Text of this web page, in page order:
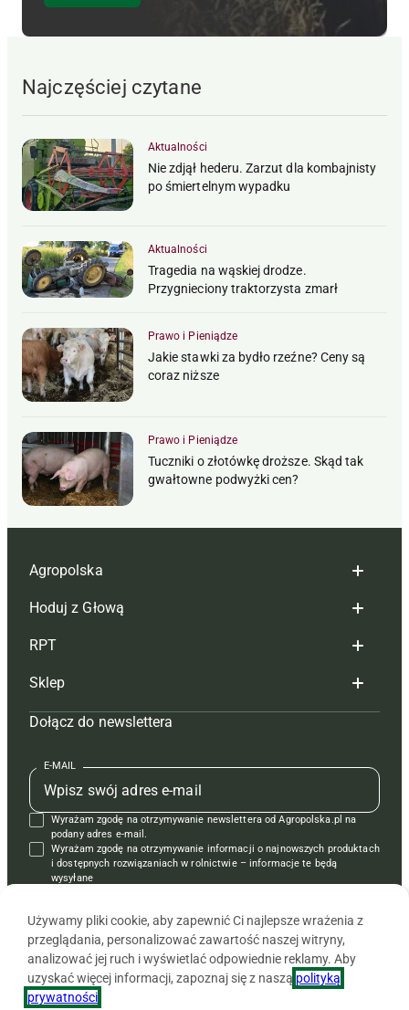
Najczęściej czytane
Aktualności
Nie zdjął hederu. Zarzut dla kombajnisty
po śmiertelnym wypadku
Aktualności
Tragedia na wąskiej drodze.
Przygnieciony traktorzysta zmarł
Prawo i Pieniądze
Jakie stawki za bydło rzeźne? Ceny są
coraz niższe
Prawo i Pieniądze
Tuczniki o złotówkę droższe. Skąd tak
gwałtowne podwyżki cen?
Agropolska
Redakcja
Reklama
Tagi
Mapa serwisu
Kontakt
Regulamin
Polityka prywatności
Hoduj z Głową
Hoduj z głową bydło
Hoduj z głową świnie
Prenumerata
Redakcja
Kontakt
Reklama
RPT
Redakcja
Prenumerata
Reklama
Kontakt
Krzyżówki
Sklep
Czasopisma i prenumerata
Książki
Regulamin
Dołącz do newslettera
E-MAIL
Wyrażam zgodę na otrzymywanie newslettera od Agropolska.pl na
podany adres e-mail.
Wyrażam zgodę na otrzymywanie informacji o najnowszych produktach
i dostępnych rozwiązaniach w rolnictwie – informacje te będą
wysyłane
Używamy pliki cookie, aby zapewnić Ci najlepsze wrażenia z
przeglądania, personalizować zawartość naszej witryny,
analizować jej ruch i wyświetlać odpowiednie reklamy. Aby
uzyskać więcej informacji, zapoznaj się z naszą polityką
prywatności